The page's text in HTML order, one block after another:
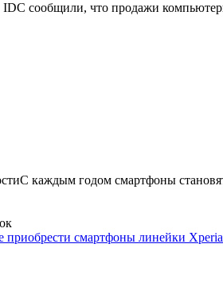
сообщили, что продажи
С каждым годом смартфоны
приобрести смартфоны линейки